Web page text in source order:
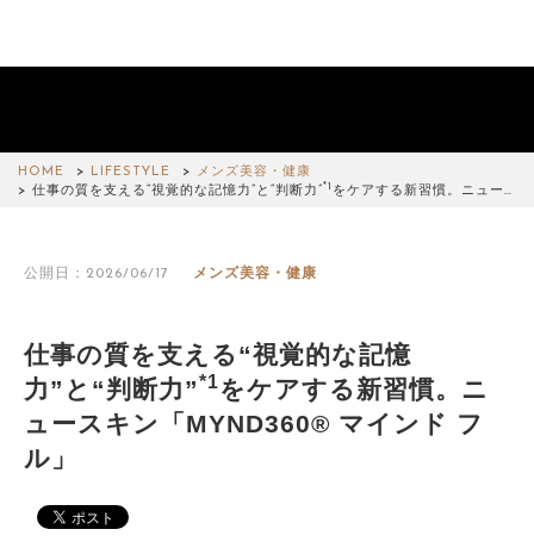
HOME LIFESTYLE
メンズ美容・健康
仕事の質を支える“視覚的な記憶力”と“判断力”*1 をケアする新習慣。ニュー…
公開日：2026/06/17 メンズ美容・健康
仕事の質を支える“視覚的な記憶
力”と“判断力”*1をケアする新習慣。ニ
ュースキン「MYND360® マインド フ
ル」